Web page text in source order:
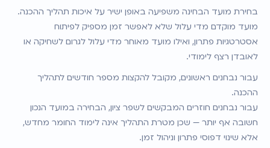
בחירת מועד הבחינה משפיעה באופן ישיר על איכות תהליך ההכנה.
מועד מוקדם מדי עלול שלא לאפשר זמן מספיק לפיתוח
אסטרטגיות פתרון, ואילו מועד מאוחר מדי עלול לגרום לשחיקה או
לאובדן רצף לימודי.
עבור נבחנים ראשונים, מקובל להקצות מספר חודשים לתהליך
ההכנה.
עבור נבחנים חוזרים המבקשים לשפר ציון, הבחירה במועד הנכון
חשובה אף יותר — שכן מטרת התהליך אינה לימוד החומר מחדש,
אלא שינוי דפוסי פתרון וניהול זמן.